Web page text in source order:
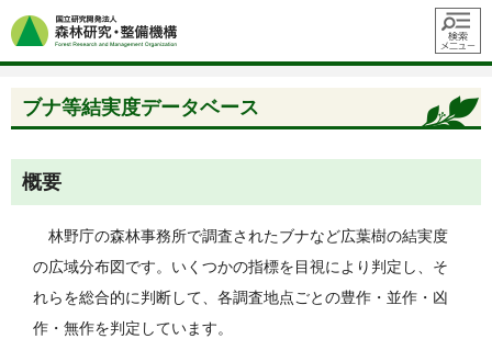
メニュ
ー
ブナ等結実度データベース
概要
林野庁の森林事務所で調査されたブナなど広葉樹の結実度
の広域分布図です。いくつかの指標を目視により判定し、そ
れらを総合的に判断して、各調査地点ごとの豊作・並作・凶
作・無作を判定しています。